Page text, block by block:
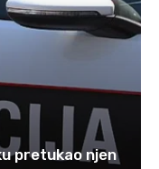
pretukao njen